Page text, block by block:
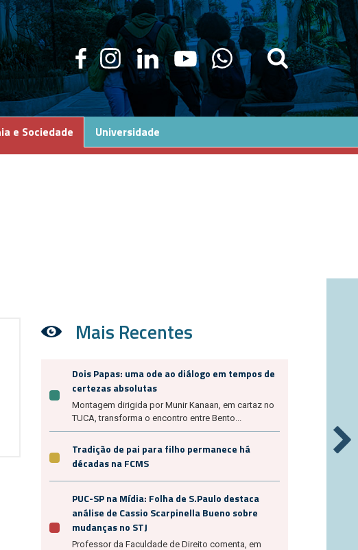
e Sociedade Universidade
Mais Recentes
Dois Papas: uma ode ao diálogo em tempos de
certezas absolutas
Montagem dirigida por Munir Kanaan, em cartaz no
TUCA, transforma o encontro entre Bento...
Tradição de pai para filho permanece há
décadas na FCMS
PUC-SP na Mídia: Folha de S.Paulo destaca
análise de Cassio Scarpinella Bueno sobre
mudanças no STJ
Professor da Faculdade de Direito comenta, em